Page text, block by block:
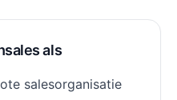
als
salesorganisatie